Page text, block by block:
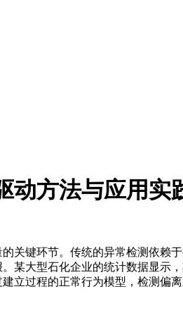
动方法与应用实
关键环节。传统的异常检测依赖
大型石化企业的统计数据显示
立过程的正常行为模型，检测偏